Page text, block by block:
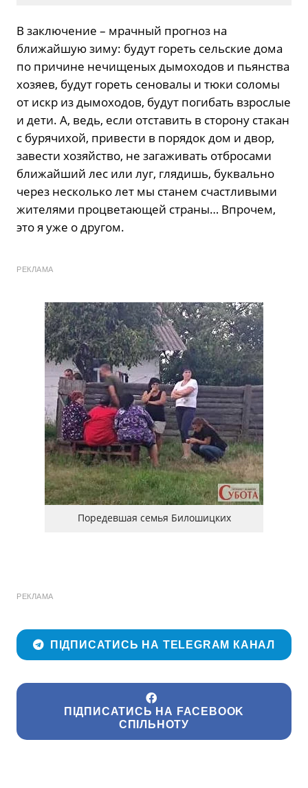
В заключение – мрачный прогноз на
ближайшую зиму: будут гореть сельские дома
по причине нечищеных дымоходов и пьянства
хозяев, будут гореть сеновалы и тюки соломы
от искр из дымоходов, будут погибать взрослые
и дети. А, ведь, если отставить в сторону стакан
с бурячихой, привести в порядок дом и двор,
завести хозяйство, не загаживать отбросами
ближайший лес или луг, глядишь, буквально
через несколько лет мы станем счастливыми
жителями процветающей страны… Впрочем,
это я уже о другом.
РЕКЛАМА
Поредевшая семья Билошицких
РЕКЛАМА
ПІДПИСАТИСЬ НА TELEGRAM КАНАЛ
ПІДПИСАТИСЬ НА FACEBOOK
СПІЛЬНОТУ